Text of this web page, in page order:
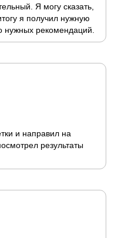
Я могу сказать,
я получил нужную
рекомендаций.
и направил на
результаты